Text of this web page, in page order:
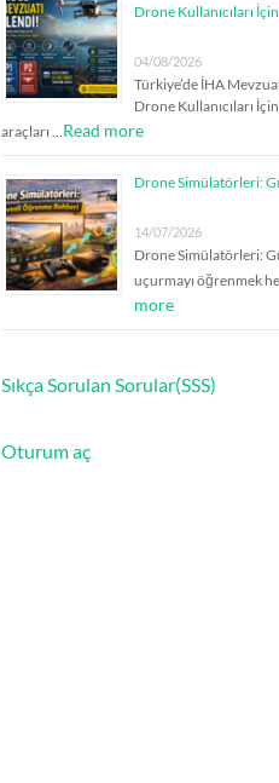
Drone Kullanıcıları
04/08/2026
Türkiye’de İHA
Drone Kullanıcıları
araçları …Read more
Drone Simülatörleri:
14/07/2026
Drone Simülatörleri:
uçurmayı öğrenmek
more
Sıkça Sorulan Sorular(SSS)
Oturum aç